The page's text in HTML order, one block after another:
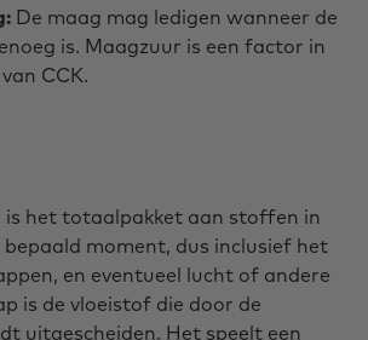
De maag mag ledigen wanneer de
is. Maagzuur is een factor in
CCK.
is het totaalpakket aan stoffen in
bepaald moment, dus inclusief het
en eventueel lucht of andere
is de vloeistof die door de
uitgescheiden. Het speelt een